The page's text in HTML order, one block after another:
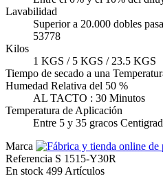
Lavabilidad
Superior a 20.000 dobles
53778
Kilos
1 KGS / 5 KGS / 23.5 KGS
Tiempo de secado a una
Humedad Relativa del 50 %
AL TACTO : 30 Minutos
Temperatura de Aplicación
Entre 5 y 35 gracos
Marca
Referencia S 1515-Y30R
En stock 499 Artículos